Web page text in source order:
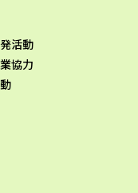
活動
協力